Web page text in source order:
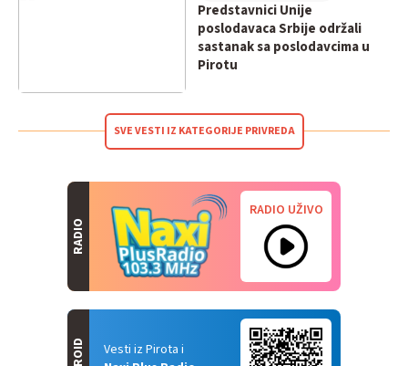
Predstavnici Unije
poslodavaca Srbije održali
sastanak sa poslodavcima u
Pirotu
SVE VESTI IZ KATEGORIJE PRIVREDA
RADIO
RADIO UŽIVO
Vesti iz Pirota i